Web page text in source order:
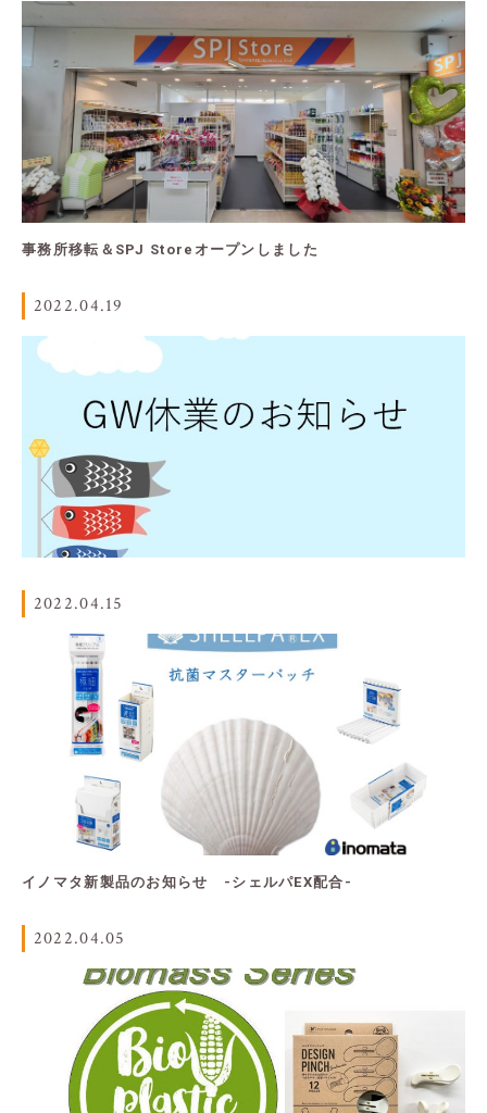
事務所移転＆SPJ Storeオープンしました
2022.04.19
2022.04.15
イノマタ新製品のお知らせ -シェルパEX配合-
2022.04.05